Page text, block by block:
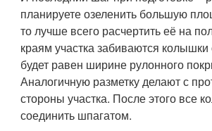
планируете озеленить большую
то лучше всего расчертить её на
краям участка забиваются
будет равен ширине рулонного
Аналогичную разметку делают с
стороны участка. После этого все
соединить шпагатом.